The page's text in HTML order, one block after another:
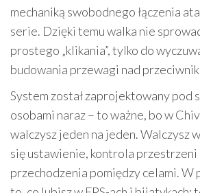
mechaniką swobodnego łączenia
serie. Dzięki temu walka nie
prostego „klikania”, tylko do
budowania przewagi nad
System został zaprojektowany pod
osobami naraz – to ważne, bo w
walczysz jeden na jeden. Walczysz
się ustawienie, kontrola
przechodzenia pomiędzy celami. W